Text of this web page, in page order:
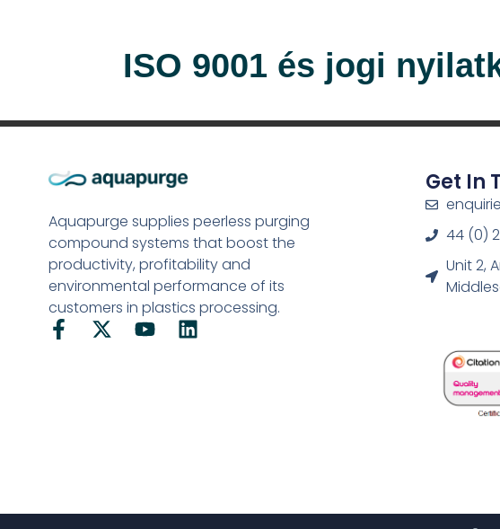
ISO 9001 és jogi
Aquapurge supplies peerless purging
compound systems that boost the
productivity, profitability and
environmental performance of its
customers in plastics processing.
Get In
44 (0)
Unit 2,